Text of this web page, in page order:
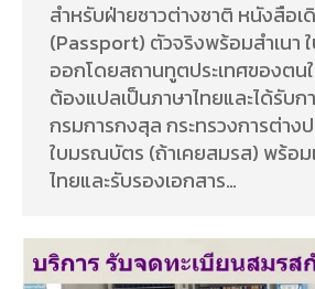
สำหรับฝ่ายชาวต่างชาติ หนังสือเ
(Passport) ตัวจริงพร้อมสำเนา
ออกโดยสถานทูตประเทศของตนใ
ต้องแปลเป็นภาษาไทยและได้รับก
กรมการกงสุล กระทรวงการต่าง
ใบมรณบัตร (ถ้าเคยสมรส) พร้อม
ไทยและรับรองเอกสาร…